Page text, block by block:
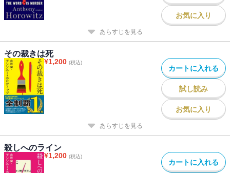
お気に入り
あらすじを見る
その裁きは死
¥1,200 (税込)
カートに入れる
試し読み
お気に入り
あらすじを見る
殺しへのライン
¥1,200 (税込)
カートに入れる